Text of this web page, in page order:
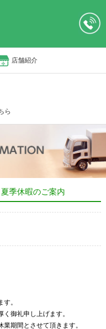
店舗紹介
ら
季休暇のご案内
。
御礼申し上げます。
期間とさせて頂きます。